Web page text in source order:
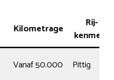
Kilometrage
Rij-
kenmerk
Vanaf 50.000
Pittig